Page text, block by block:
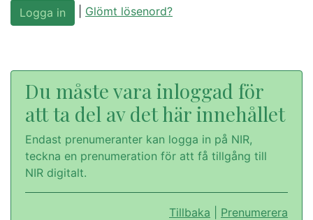
Glömt lösenord?
Du måste vara inloggad för
att ta del av det här innehållet
Endast prenumeranter kan logga in på NIR,
teckna en prenumeration för att få tillgång till
NIR digitalt.
Tillbaka Prenumerera